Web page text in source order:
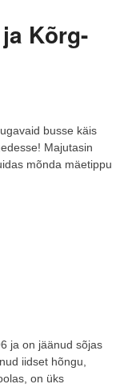
Kõrg-
busse käis
Majutasin
mõnda mäetippu
ja on jäänud sõjas
iidset hõngu,
on üks